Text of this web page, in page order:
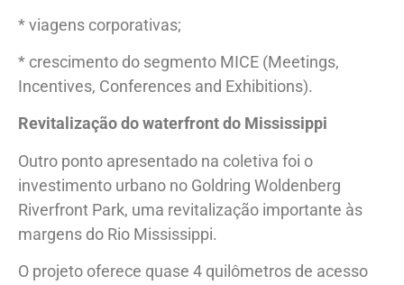
* viagens corporativas;
* crescimento do segmento MICE (Meetings,
Incentives, Conferences and Exhibitions).
Revitalização do waterfront do Mississippi
Outro ponto apresentado na coletiva foi o
investimento urbano no Goldring Woldenberg
Riverfront Park, uma revitalização importante às
margens do Rio Mississippi.
O projeto oferece quase 4 quilômetros de acesso